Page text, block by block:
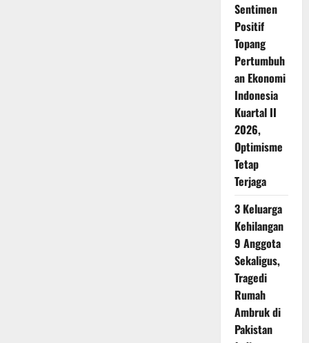
Sentimen
Positif
Topang
Pertumbuh
an Ekonomi
Indonesia
Kuartal II
2026,
Optimisme
Tetap
Terjaga
3 Keluarga
Kehilangan
9 Anggota
Sekaligus,
Tragedi
Rumah
Ambruk di
Pakistan